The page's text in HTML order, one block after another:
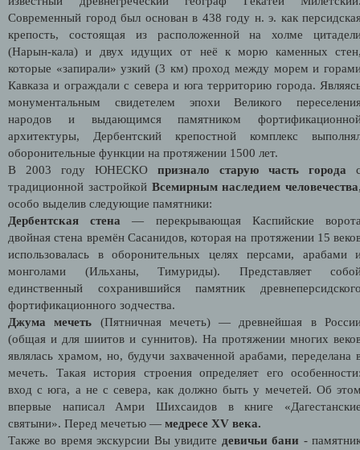
Современный город был основан в 438 году н. э. как
крепость, состоящая из расположенной на холме
(Нарын-кала) и двух идущих от неё к морю каменных
которые «запирали» узкий (3 км) проход между морем и
Кавказа и ограждали с севера и юга территорию города.
монументальным свидетелем эпохи Великого
народов и выдающимся памятником
архитектуры, Дербентский крепостной комплекс
оборонительные функции на протяжении 1500 лет.
В 2003 году ЮНЕСКО признало старую часть города
традиционной застройкой Всемирным наследием человечества
особо выделив следующие памятники:
Дербентская стена — перекрывающая Каспийские
двойная стена времён Сасанидов, которая на протяжении 15
использовалась в оборонительных целях персами, арабами
монголами (Ильханы, Тимуриды). Представляет
единственный сохранившийся памятник
фортификационного зодчества.
Джума мечеть (Пятничная мечеть) — древнейшая в
(общая и для шиитов и суннитов). На протяжении многих
являлась храмом, но, будучи захваченной арабами, переделана
мечеть. Такая история строения определяет его
вход с юга, а не с севера, как должно быть у мечетей. Об
впервые написал Амри Шихсаидов в книге
святыни». Перед мечетью — медресе XV века.
Также во время экскурсии Вы увидите девичьи бани -